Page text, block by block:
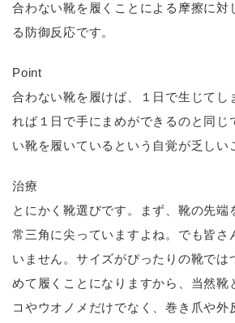
合わない靴を履くことによる摩擦に対
る防御反応です。
Point
合わない靴を履けば、１日で生じてし
れば１日で手にまめができるのと同じ
い靴を履いているという自覚が乏しい
治療
とにかく靴選びです。まず、靴の先端
常三角に尖っていますよね。でも皆さ
いません。サイズがぴったりの靴では
めて履くことになりますから、当然靴
コやウオノメだけでなく、巻き爪や外